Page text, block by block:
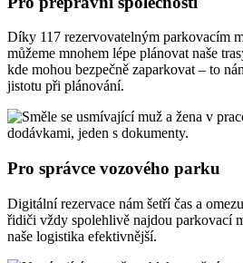
Díky 117 rezervovatelným parkovacím
můžeme mnohem lépe plánovat naše
kde mohou bezpečně zaparkovat – to
jistotu při plánování.
Pro správce vozového parku
Digitální rezervace nám šetří čas a
řidiči vždy spolehlivě najdou parkovací
naše logistika efektivnější.